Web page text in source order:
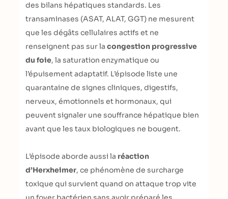
des bilans hépatiques standards. Les
transaminases (ASAT, ALAT, GGT) ne mesurent
que les dégâts cellulaires actifs et ne
renseignent pas sur la congestion progressive
du foie, la saturation enzymatique ou
l’épuisement adaptatif. L’épisode liste une
quarantaine de signes cliniques, digestifs,
nerveux, émotionnels et hormonaux, qui
peuvent signaler une souffrance hépatique bien
avant que les taux biologiques ne bougent.
L’épisode aborde aussi la réaction
d’Herxheimer, ce phénomène de surcharge
toxique qui survient quand on attaque trop vite